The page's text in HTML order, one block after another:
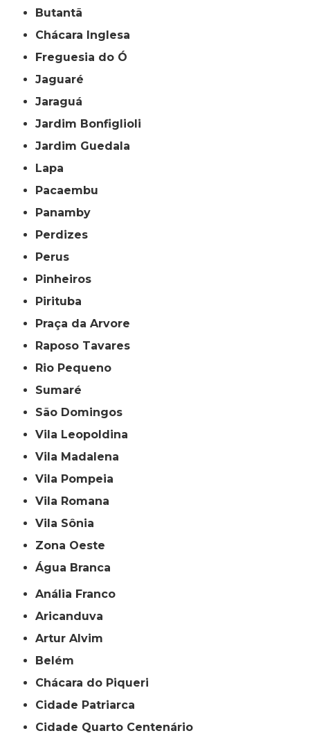
Butantã
Chácara Inglesa
Freguesia do Ó
Jaguaré
Jaraguá
Jardim Bonfiglioli
Jardim Guedala
Lapa
Pacaembu
Panamby
Perdizes
Perus
Pinheiros
Pirituba
Praça da Arvore
Raposo Tavares
Rio Pequeno
Sumaré
São Domingos
Vila Leopoldina
Vila Madalena
Vila Pompeia
Vila Romana
Vila Sônia
Zona Oeste
Água Branca
Anália Franco
Aricanduva
Artur Alvim
Belém
Chácara do Piqueri
Cidade Patriarca
Cidade Quarto Centenário